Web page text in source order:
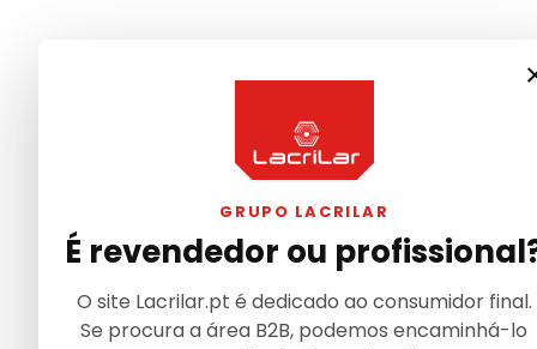
GRUPO LACRILAR
É revendedor ou
O site Lacrilar.pt é dedicado ao consumidor final.
Se procura a área B2B, podemos encaminhá-lo